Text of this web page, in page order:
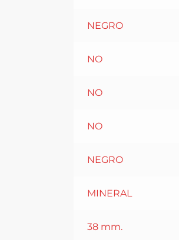
NEGRO
NO
NO
NO
NEGRO
MINERAL
38 mm.